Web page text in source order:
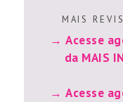
M A I S R E V I S
Acesse
da MAIS
Acesse